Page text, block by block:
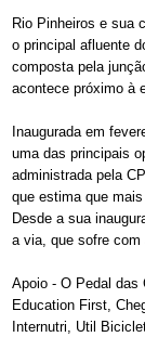
Rio Pinheiros e sua
o principal afluente
composta pela
acontece próximo à
Inaugurada em
uma das principais
administrada pela
que estima que
Desde a sua
a via, que sofre com
Apoio - O Pedal das
Education First,
Internutri, Util